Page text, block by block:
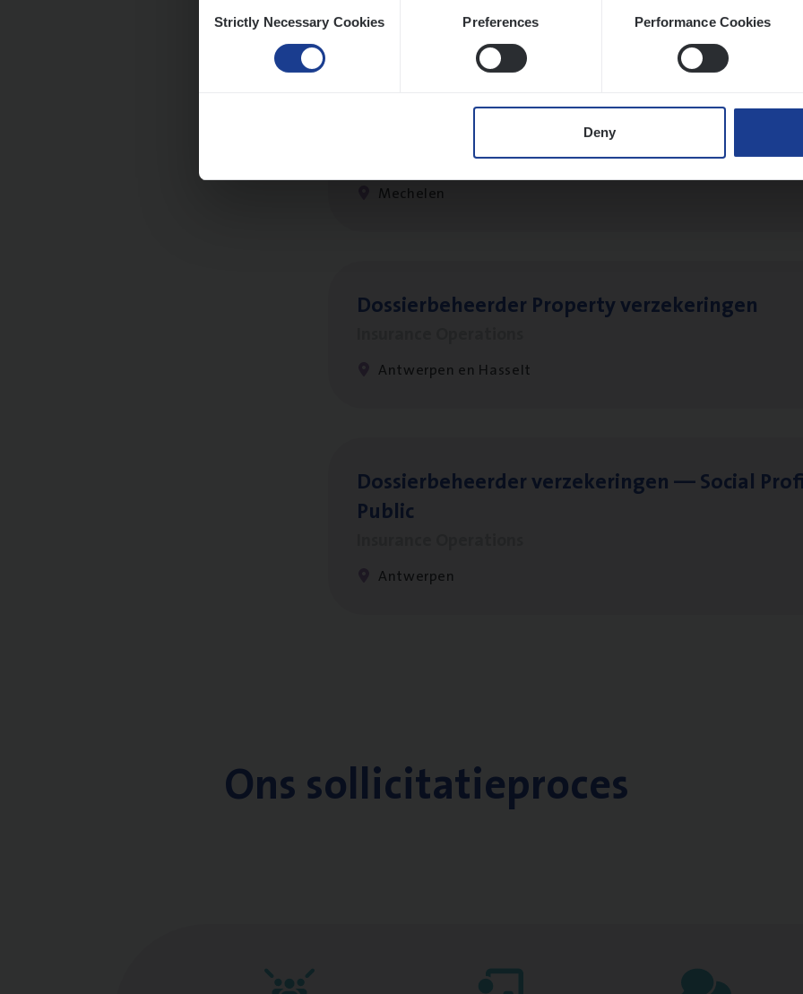
Selection
Strictly Necessary Cookies Preferences Performance Cookies
Deny
Dos­sier­be­heer­der Onder­ne­min­gen Van­b­re­da
Insurance Operations
Mechelen
Dos­sier­be­heer­der Pro­per­ty verzekeringen
Antwerpen en Hasselt
Dos­sier­be­heer­der ver­ze­ke­rin­gen — Soci­al
Public
Antwerpen
Ons sollicitatieproces